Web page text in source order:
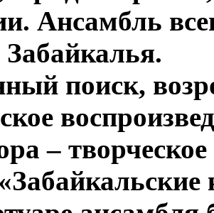
Ансамбль
Забайкалья.
поиск,
–